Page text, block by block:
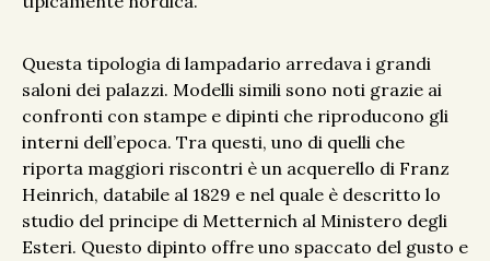
Questa tipologia di lampadario arredava i grandi
saloni dei palazzi. Modelli simili sono noti grazie ai
confronti con stampe e dipinti che riproducono gli
interni dell’epoca. Tra questi, uno di quelli che
riporta maggiori riscontri è un acquerello di Franz
Heinrich, databile al 1829 e nel quale è descritto lo
studio del principe di Metternich al Ministero degli
Esteri. Questo dipinto offre uno spaccato del gusto e